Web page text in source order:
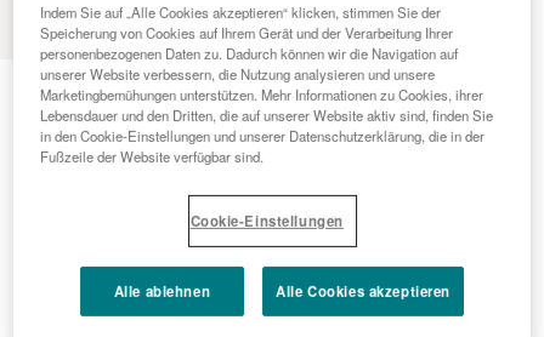
2022 - 05 - 09
Position von Berlin-Chemie
und der Menarini-Gruppe in
der Ukraine
Indem Sie auf „Alle Cookies akzeptieren“ klicken, stimmen Sie der
Speicherung von Cookies auf Ihrem Gerät und der Verarbeitung Ihrer
personenbezogenen Daten zu. Dadurch können wir die Navigation auf
unserer Website verbessern, die Nutzung analysieren und unsere
Marketingbemühungen unterstützen. Mehr Informationen zu Cookies, ihrer
Lebensdauer und den Dritten, die auf unserer Website aktiv sind, finden Sie
in den Cookie-Einstellungen und unserer Datenschutzerklärung, die in der
Fußzeile der Website verfügbar sind.
Cookie-Einstellungen
Alle ablehnen Alle Cookies akzeptieren